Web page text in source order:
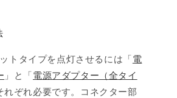
トタイプを点灯させるには「電
」と「電源アダプター（全タイ
れぞれ必要です。コネクター部